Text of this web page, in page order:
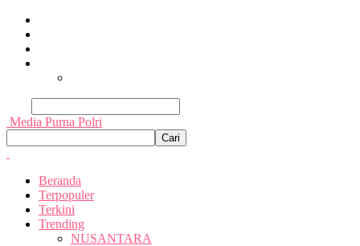
Media Purna Polri
Beranda
Terpopuler
Terkini
Trending
NUSANTARA